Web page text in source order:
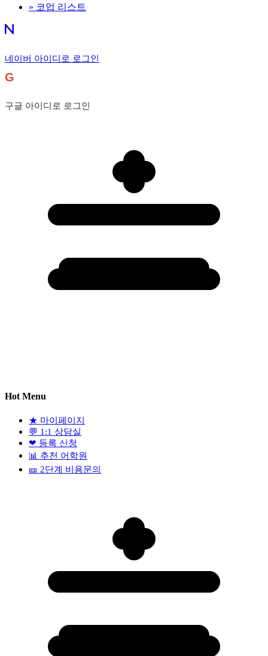
» 코업 리스트
네이버 아이디로 로그인
G
구글 아이디로 로그인
Hot Menu
★ 마이페이지
💬 1:1 상담실
❤ 등록 신청
📊 추천 어학원
🎫 2단계 비용문의